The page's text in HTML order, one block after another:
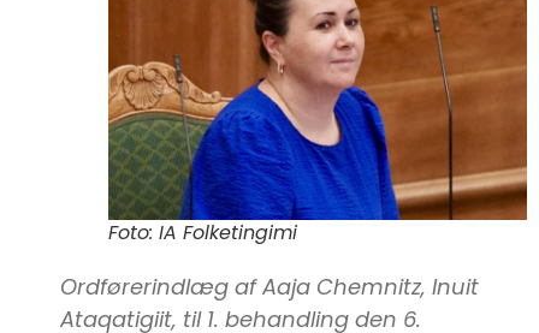
Foto: IA Folketingimi
Ordførerindlæg af Aaja Chemnitz, Inuit
Ataqatigiit, til 1. behandling den 6.